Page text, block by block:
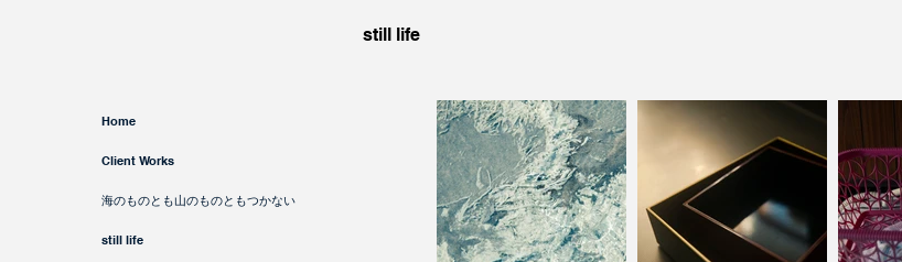
still life
Home
Client Works
海のものとも山のものともつかない
still life